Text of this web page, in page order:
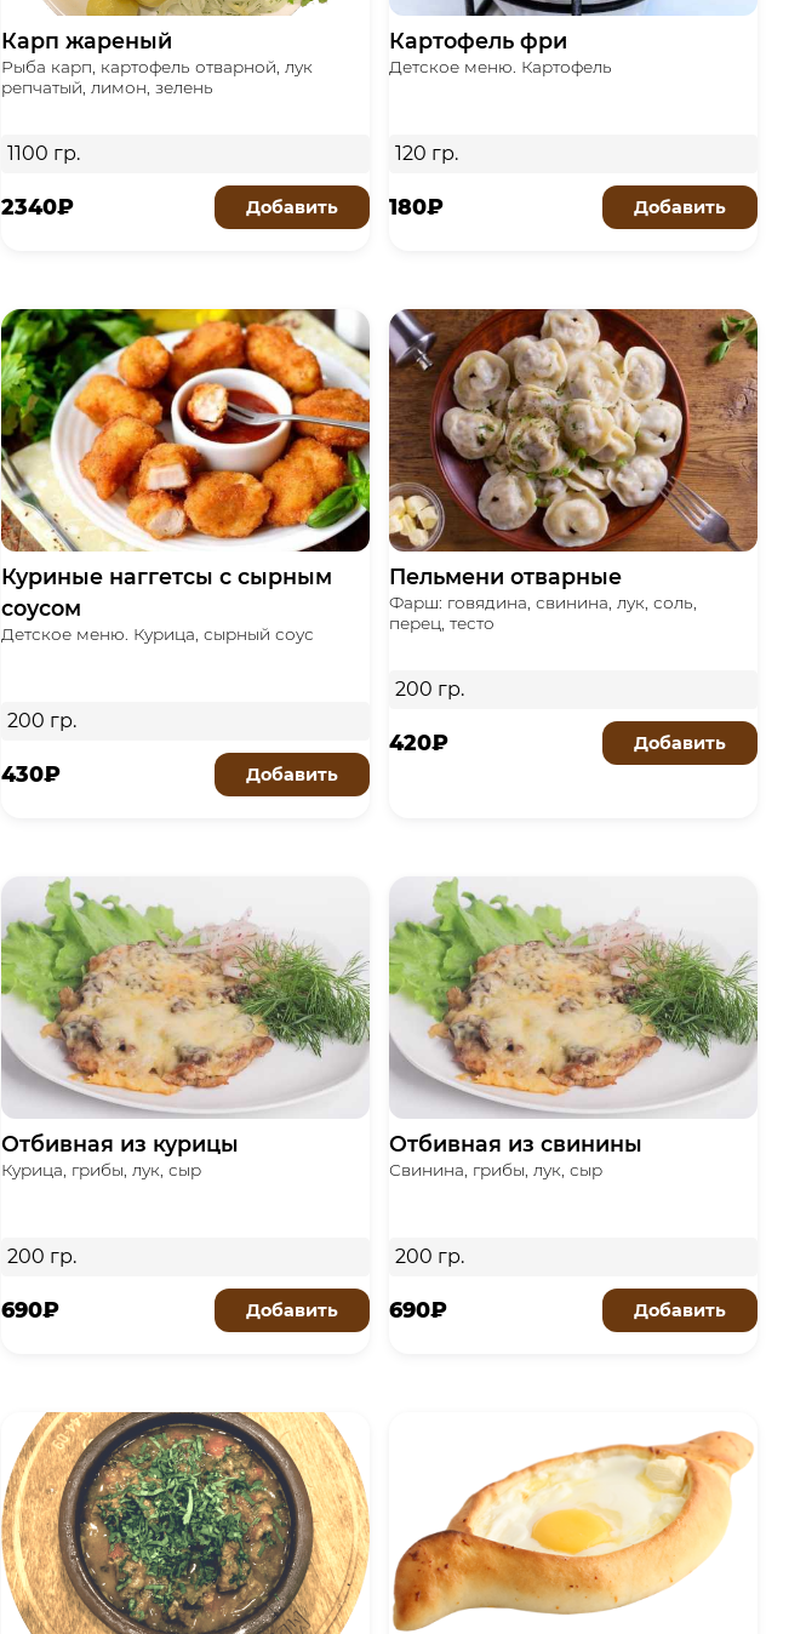
Карп жареный
Рыба карп, картофель отварной, лук
репчатый, лимон, зелень
1100 гр.
2340₽ Добавить
Картофель фри
Детское меню. Картофель
120 гр.
180₽ Добавить
Куриные наггетсы с сырным
соусом
Детское меню. Курица, сырный соус
200 гр.
430₽ Добавить
Пельмени отварные
Фарш: говядина, свинина, лук, соль,
перец, тесто
200 гр.
420₽ Добавить
Отбивная из курицы
Курица, грибы, лук, сыр
200 гр.
690₽ Добавить
Отбивная из свинины
Свинина, грибы, лук, сыр
200 гр.
690₽ Добавить